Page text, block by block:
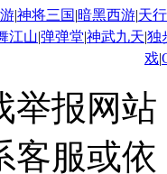
|神将三国|暗黑西游|天
江山|弹弹堂|神武九天|独
戏|
报网站
客服或